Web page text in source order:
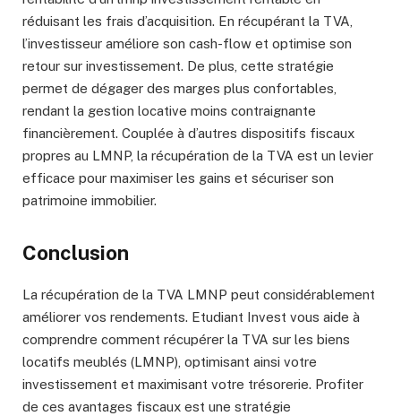
réduisant les frais d’acquisition. En récupérant la TVA,
l’investisseur améliore son cash-flow et optimise son
retour sur investissement. De plus, cette stratégie
permet de dégager des marges plus confortables,
rendant la gestion locative moins contraignante
financièrement. Couplée à d’autres dispositifs fiscaux
propres au LMNP, la récupération de la TVA est un levier
efficace pour maximiser les gains et sécuriser son
patrimoine immobilier.
Conclusion
La récupération de la TVA LMNP peut considérablement
améliorer vos rendements. Etudiant Invest vous aide à
comprendre comment récupérer la TVA sur les biens
locatifs meublés (LMNP), optimisant ainsi votre
investissement et maximisant votre trésorerie. Profiter
de ces avantages fiscaux est une stratégie